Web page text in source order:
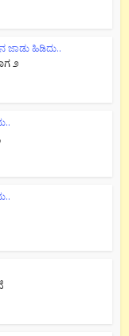
ಜಾಡು ಹಿಡಿದು..
೨